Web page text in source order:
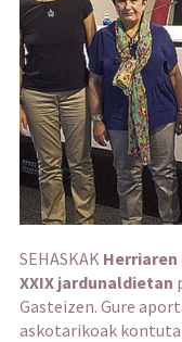
SEHASKAK
XXIX jardunaldietan
Gasteizen. Gure
askotarikoak